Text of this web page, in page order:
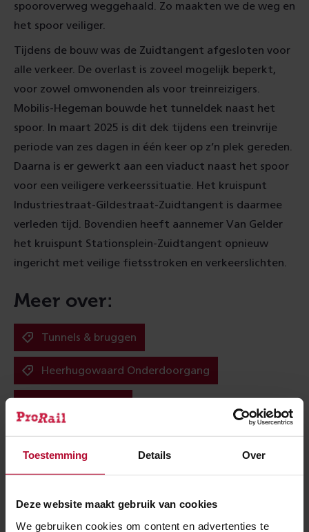
Toestemming Details Over
Deze website maakt gebruik van cookies
We gebruiken cookies om content en advertenties te
spooroverweg weggehaald. Zo maakten we de weg en
het spoor veiliger.
Tijdens de bouw was de Zuidtangent afgesloten voor
alle verkeer. De overlast is zoveel mogelijk beperkt,
voor zowel omwonenden als voor treinreizigers.
Mobilis-Hegeman bouwde het tunneldek naast het
spoor. In maart 2025 is dit dek tijdens een treinvrije
periode van zes dagen in één keer op z’n plek gereden.
Daarna is er gewerkt aan een viaduct naast het spoor
voor een veiligere verkeerssituatie. Het kruispunt
Industriestraat-Gildestraat-Zuidtangent is daarmee
verleden tijd. Bovendien heeft aannemer Van Gelder
het kruispunt Stationsplein-Zuidtangent opnieuw
ingericht met veilige fietsstroken en verkeerslichten.
Meer over:
Tunnels & bruggen
Heerhugowaard Onderdoorgang
Meer nieuws